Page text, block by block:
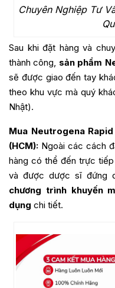
Chuyên Nghiệp Tư
Sau khi đặt hàng và
thành công, sản phẩm
sẽ được giao đến tay
theo khu vực mà quý
Nhật).
Mua Neutrogena
(HCM): Ngoài các cách
hàng có thể đến trực
và được dược sĩ đứng
chương trình khuyến
dụng chi tiết.